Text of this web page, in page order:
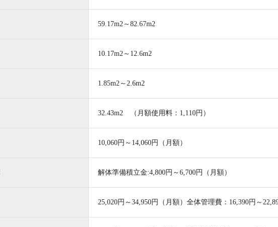
INFORMATION
0120-522-150
定休日／水・木曜日・第2火曜日
（祝日を除く。また第2火曜日が祝日または祝日明けの場合は第3火曜日がお休みと
59.17m2～82.67m2
10.17m2～12.6m2
1.85m2～2.6m2
32.43m2 （月額使用料：1,110円）
10,060円～14,060円（月額）
解体準備積立金:4,800円～6,700円（月額）
25,020円～34,950円（月額）全体管理費：16,390円～